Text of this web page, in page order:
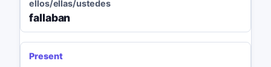
ellos/ellas/ustedes
fallaban
Present